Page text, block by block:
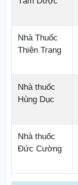
Nhà Thuốc
Thiên Trang
Nhà thuốc
Hùng Dục
Nhà thuốc
Đức Cường